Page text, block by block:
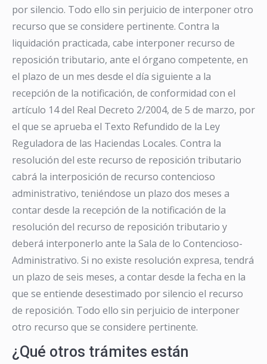
por silencio. Todo ello sin perjuicio de interponer otro
recurso que se considere pertinente. Contra la
liquidación practicada, cabe interponer recurso de
reposición tributario, ante el órgano competente, en
el plazo de un mes desde el día siguiente a la
recepción de la notificación, de conformidad con el
artículo 14 del Real Decreto 2/2004, de 5 de marzo, por
el que se aprueba el Texto Refundido de la Ley
Reguladora de las Haciendas Locales. Contra la
resolución del este recurso de reposición tributario
cabrá la interposición de recurso contencioso
administrativo, teniéndose un plazo dos meses a
contar desde la recepción de la notificación de la
resolución del recurso de reposición tributario y
deberá interponerlo ante la Sala de lo Contencioso-
Administrativo. Si no existe resolución expresa, tendrá
un plazo de seis meses, a contar desde la fecha en la
que se entiende desestimado por silencio el recurso
de reposición. Todo ello sin perjuicio de interponer
otro recurso que se considere pertinente.
¿Qué otros trámites están